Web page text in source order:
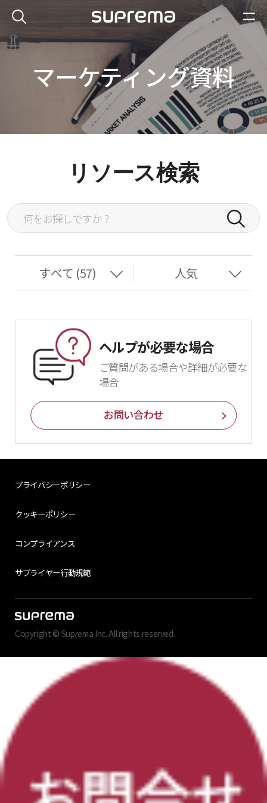
マーケティング資料
リソース検索
ヘルプが必要な場合
ご質問がある場合や詳細が必要な
場合
お問い合わせ
プライバシーポリシー
クッキーポリシー
コンプライアンス
サプライヤー行動規範
Copyright © Suprema Inc. All rights reserved.